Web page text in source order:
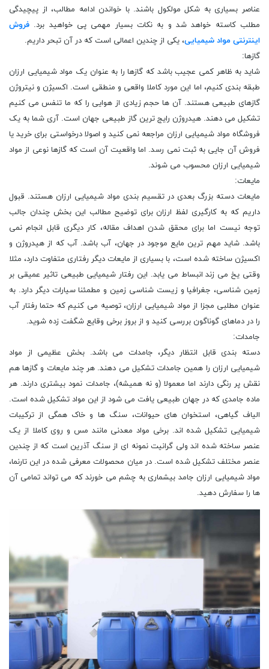
عناصر بسیاری به شکل مولکول باشند. با خواندن ادامه مطالب، از پیچیدگی
مطلب کاسته خواهد شد و به نکات بسیار مهمی پی خواهید برد. فروش
اینترنتی مواد شیمیایی، یکی از چندین اعمالی است که در آن تبحر داریم.
گازها:
شاید به ظاهر کمی عجیب باشد که گازها را به عنوان یک مواد شیمیایی ارزان
طبقه بندی کنیم، اما این مورد کاملا واقعی و منطقی است. اکسیژن و نیتروژن
گازهای طبیعی هستند. آن ها حجم زیادی از هوایی را که ما تنفس می کنیم
تشکیل می دهند. هیدروژن رایج ترین گاز طبیعی جهان است. آری شما به یک
فروشگاه مواد شیمیایی ارزان مراجعه نمی کنید و اصولا درخواستی برای خرید یا
فروش آن جایی به ثبت نمی رسد. اما واقعیت آن است که گازها نوعی از مواد
شیمیایی ارزان محسوب می شوند.
مایعات:
مایعات دسته بزرگ بعدی در تقسیم بندی مواد شیمیایی ارزان هستند. قبول
داریم که به کارگیری لفظ ارزان برای توضیح مطالب این بخش چندان جالب
توجه نیست اما برای محقق شدن اهداف مقاله، کار دیگری قابل انجام نمی
باشد. شاید مهم ترین مایع موجود در جهان، آب باشد. آب که از هیدروژن و
اکسیژن ساخته شده است، با بسیاری از مایعات دیگر رفتاری متفاوت دارد، مثلا
وقتی یخ می زند انبساط می یابد. این رفتار شیمیایی طبیعی تاثیر عمیقی بر
زمین شناسی، جغرافیا و زیست شناسی زمین و مطمئنا سیارات دیگر دارد. به
عنوان مطلبی مجزا از مواد شیمیایی ارزان، توصیه می کنیم که حتما رفتار آب
را در دماهای گوناگون بررسی کنید و از بروز برخی وقایع شگفت زده شوید.
جامدات:
دسته بندی قابل انتظار دیگر، جامدات می باشد. بخش عظیمی از مواد
شیمیایی ارزان را همین جامدات تشکیل می دهند. هر چند مایعات و گازها هم
نقش پر رنگی دارند اما معمولا (و نه همیشه)، جامدات نمود بیشتری دارند. هر
ماده جامدی که در جهان طبیعی یافت می شود از این مواد تشکیل شده است.
الیاف گیاهی، استخوان های حیوانات، سنگ ها و خاک همگی از ترکیبات
شیمیایی تشکیل شده اند. برخی مواد معدنی مانند مس و روی کاملا از یک
عنصر ساخته شده اند ولی گرانیت نمونه ای از سنگ آذرین است که از چندین
عنصر مختلف تشکیل شده است. در میان محصولات معرفی شده در این تارنما،
مواد شیمیایی ارزان جامد بیشماری به چشم می خورند که می تواند تمامی آن
ها را سفارش دهید.